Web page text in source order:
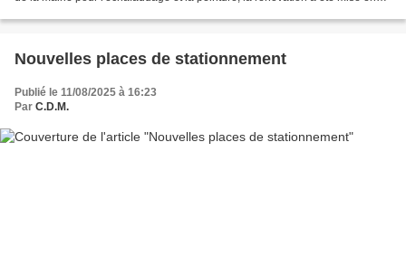
Nouvelles places de stationnement
Publié le 11/08/2025 à 16:23
Par C.D.M.